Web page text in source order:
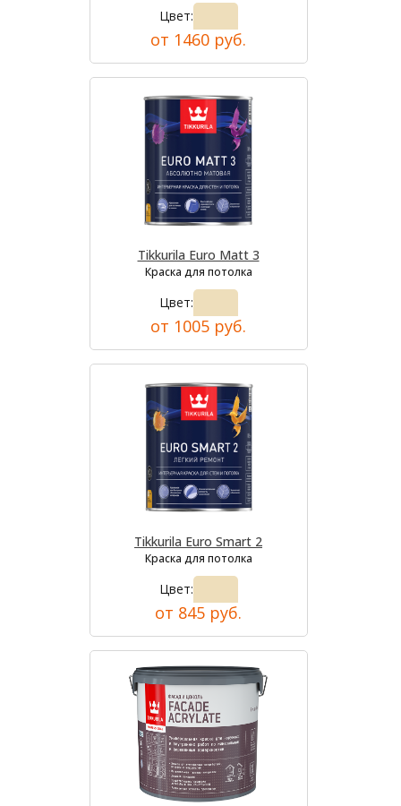
Цвет:
от 1460 руб.
Tikkurila Euro Matt 3
Краска для потолка
Цвет:
от 1005 руб.
Tikkurila Euro Smart 2
Краска для потолка
Цвет:
от 845 руб.